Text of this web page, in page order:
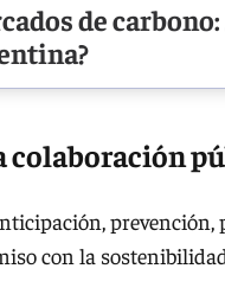
de
colaboración
prevención,
con la